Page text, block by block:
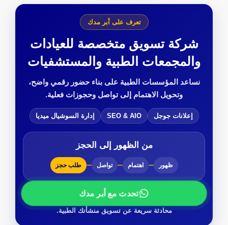
تعرف على أبر مدك
شركة تسويق متخصصة للعيادات
والمجمعات الطبية والمستشفيات
نساعد المؤسسات الطبية على بناء حضور رقمي واضح،
وتحويل الاهتمام إلى تواصل وحجوزات فعلية.
إعلانات جوجل SEO & AIO إدارة السوشيال ميديا
من الظهور إلى الحجز
ظهور اهتمام تواصل طلب حجز
تحدث مع أبر مدك
محادثة سريعة عن تسويق منشأتك الطبية.